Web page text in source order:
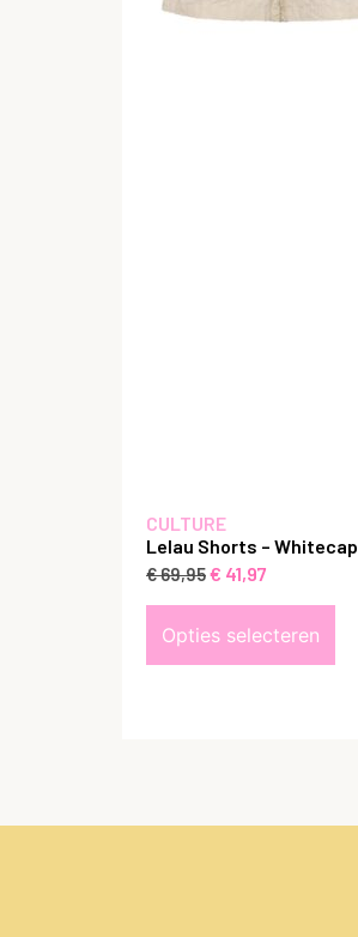
CULTURE
Lelau Shorts – Whitecap
€69,95€ 41,97
Opties selecteren